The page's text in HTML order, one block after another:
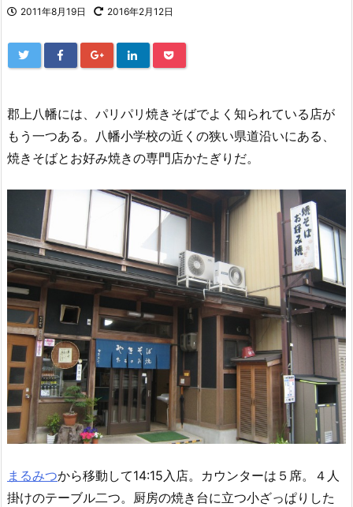
2011年8月19日 2016年2月12日
郡上八幡には、パリパリ焼きそばでよく知られている店が
もう一つある。八幡小学校の近くの狭い県道沿いにある、
焼きそばとお好み焼きの専門店かたぎりだ。
まるみつから移動して14:15入店。カウンターは５席。４人
掛けのテーブル二つ。厨房の焼き台に立つ小ざっぱりした